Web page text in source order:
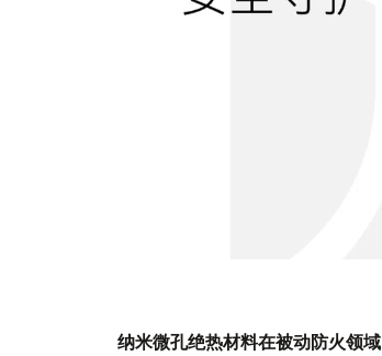
纳米微孔绝热材料在被动防火领域